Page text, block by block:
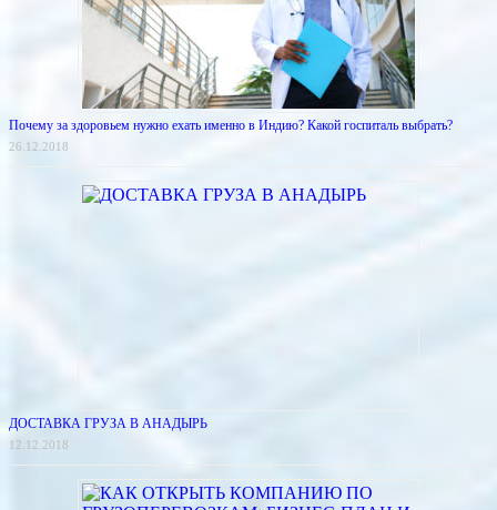
Почему за здоровьем нужно ехать именно в Индию? Какой госпиталь выбрать?
26.12.2018
ДОСТАВКА ГРУЗА В АНАДЫРЬ
12.12.2018